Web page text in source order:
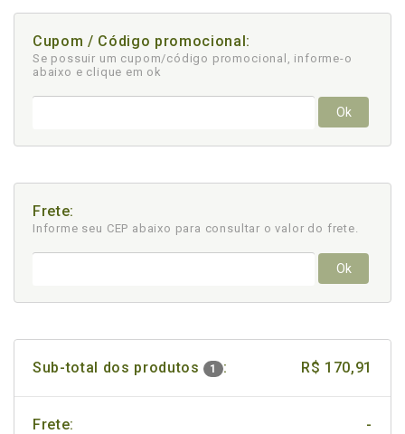
Cupom / Código promocional:
Se possuir um cupom/código promocional, informe-o
abaixo e clique em ok
Ok
Frete:
Informe seu CEP abaixo para consultar o valor do frete.
Ok
Sub-total dos produtos 1 : R$ 170,91
Frete: -